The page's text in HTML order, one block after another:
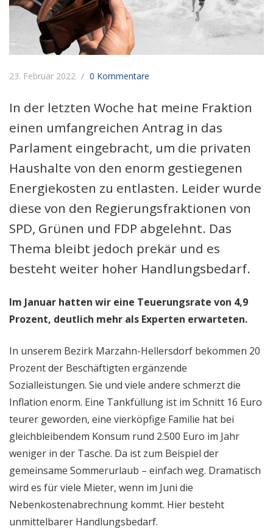
23. Februar 2022 0 Kommentare
In der letzten Woche hat meine Fraktion
einen umfangreichen Antrag in das
Parlament eingebracht, um die privaten
Haushalte von den enorm gestiegenen
Energiekosten zu entlasten. Leider wurde
diese von den Regierungsfraktionen von
SPD, Grünen und FDP abgelehnt. Das
Thema bleibt jedoch prekär und es
besteht weiter hoher Handlungsbedarf.
Im Januar hatten wir eine Teuerungsrate von 4,9
Prozent, deutlich mehr als Experten erwarteten.
In unserem Bezirk Marzahn-Hellersdorf bekommen 20
Prozent der Beschäftigten ergänzende
Sozialleistungen. Sie und viele andere schmerzt die
Inflation enorm. Eine Tankfüllung ist im Schnitt 16 Euro
teurer geworden, eine vierköpfige Familie hat bei
gleichbleibendem Konsum rund 2.500 Euro im Jahr
weniger in der Tasche. Da ist zum Beispiel der
gemeinsame Sommerurlaub – einfach weg. Dramatisch
wird es für viele Mieter, wenn im Juni die
Nebenkostenabrechnung kommt. Hier besteht
unmittelbarer Handlungsbedarf.